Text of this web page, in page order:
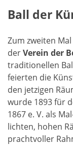
Ball der
Zum zweiten
derVerein der
traditionellen
feierten die
den jetzigen
wurde 1893 für
1867 e. V. als
lichten, hohen
prachtvoller